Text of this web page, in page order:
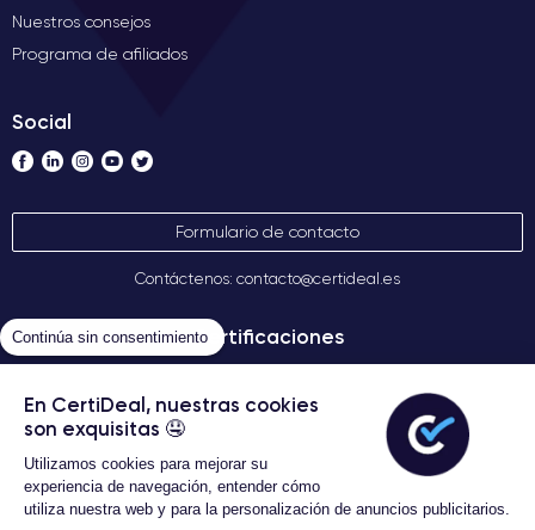
Continúa sin consentimiento
En CertiDeal, nuestras cookies
son exquisitas 🤤
Utilizamos cookies para mejorar su
experiencia de navegación, entender cómo
utiliza nuestra web y para la personalización de anuncios publicitarios.
Nuestros consejos
Programa de afiliados
Social
Formulario de contacto
Contáctenos: contacto@certideal.es
Certificaciones